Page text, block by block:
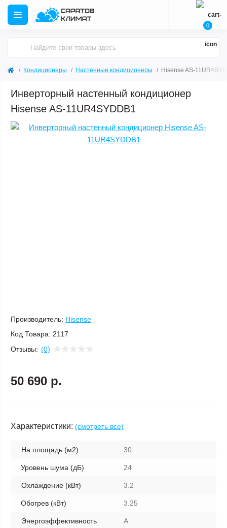
0
Кондиционеры Настенные кондиционеры Hisense AS-
Инверторный настенный кондиционер
Hisense AS-11UR4SYDDB1
Производитель: Hisense
Код Товара: 2117
Отзывы: (0)
50 690 р.
Характеристики: (смотреть все)
На площадь (м2) 30
Уровень шума (дБ) 24
Охлаждение (кВт) 3.2
Обогрев (кВт) 3.25
Энергоэффективность A